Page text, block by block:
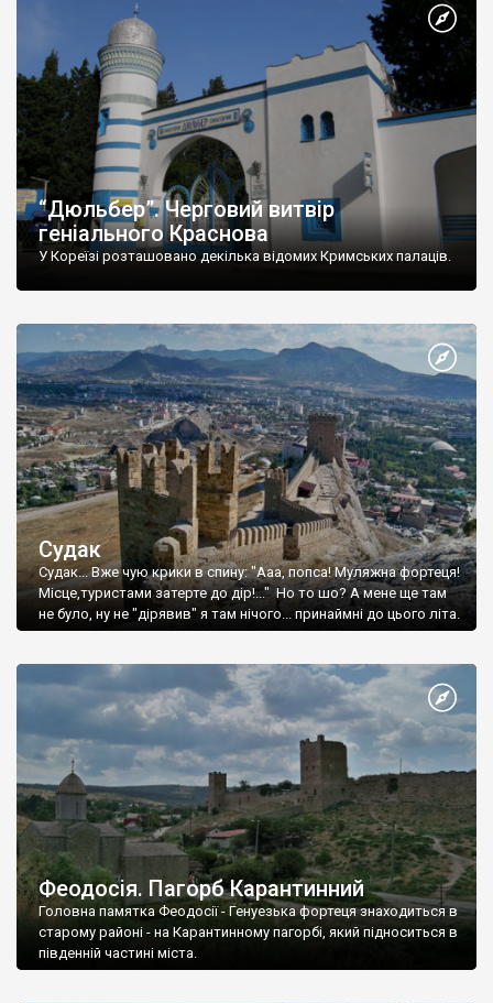
“Дюльбер”. Черговий витвір
геніального Краснова
У Кореїзі розташовано декілька відомих Кримських палаців.
Судак
Судак... Вже чую крики в спину: "Ааа, попса! Муляжна фортеця!
Місце,туристами затерте до дір!..." Но то шо? А мене ще там
не було, ну не "дірявив" я там нічого... принаймні до цього літа.
Феодосія. Пагорб Карантинний
Головна памятка Феодосії - Генуезька фортеця знаходиться в
старому районі - на Карантинному пагорбі, який підноситься в
південній частині міста.